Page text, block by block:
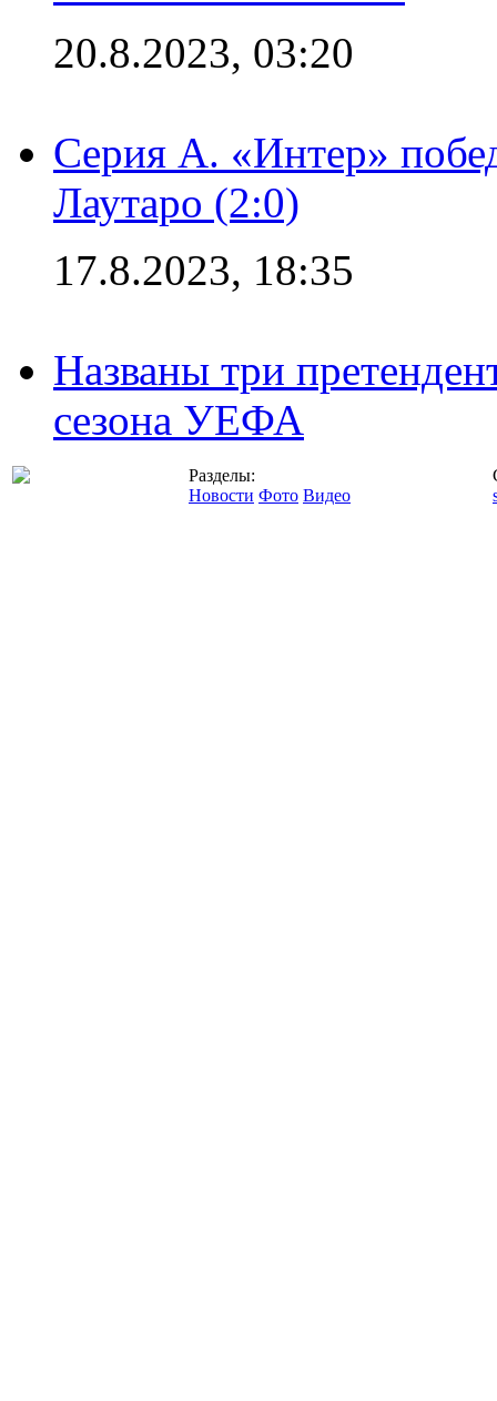
20.8.2023, 03:20
Серия А. «Интер»
Лаутаро (2:0)
17.8.2023, 18:35
Названы три
сезона УЕФА
Разделы:
Новости Фото Видео